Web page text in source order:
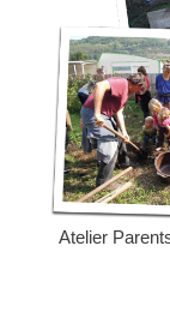
Atelier